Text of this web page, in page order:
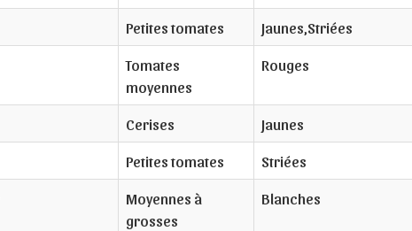
Petites tomates Jaunes,Striées
Tomates
moyennes
Rouges
Cerises Jaunes
Petites tomates Striées
Moyennes à
grosses
Blanches